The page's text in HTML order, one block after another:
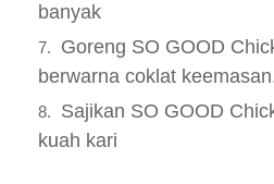
banyak
Goreng SO GOOD
berwarna coklat
Sajikan SO GOOD
kuah kari